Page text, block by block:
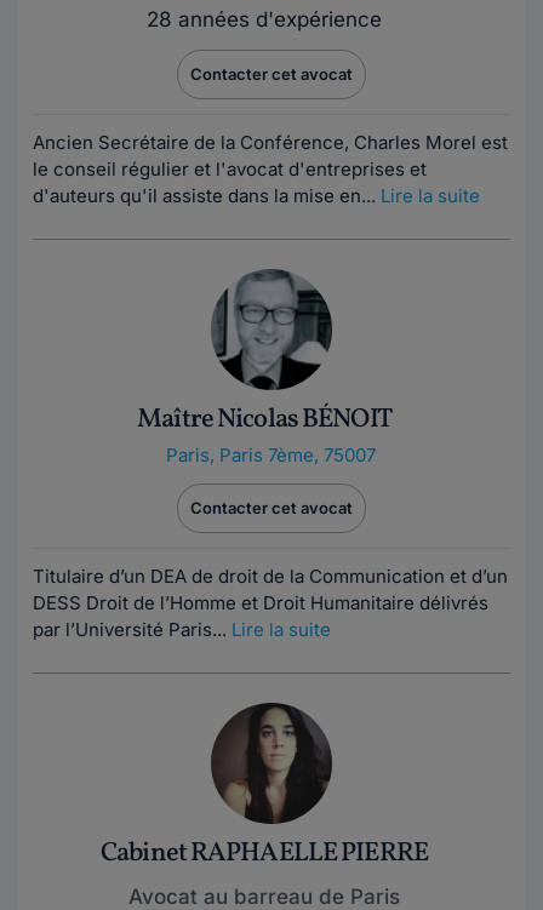
28 années d'expérience
Contacter cet avocat
Ancien Secrétaire de la Conférence, Charles Morel est
le conseil régulier et l'avocat d'entreprises et
d'auteurs qu'il assiste dans la mise en... Lire la suite
Maître Nicolas BÉNOIT
Paris, Paris 7ème, 75007
Contacter cet avocat
Titulaire d’un DEA de droit de la Communication et d’un
DESS Droit de l’Homme et Droit Humanitaire délivrés
par l’Université Paris... Lire la suite
Cabinet RAPHAELLE PIERRE
Avocat au barreau de Paris